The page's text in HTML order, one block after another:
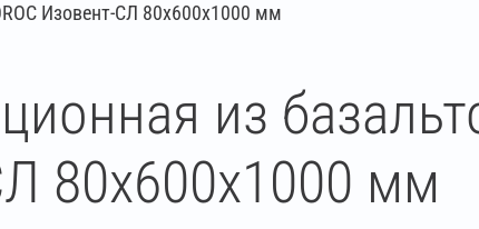
Изовент-СЛ 80х600х1000 мм
из
80х600х1000 мм